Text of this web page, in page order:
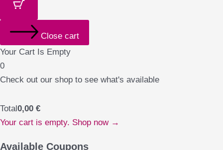
Close cart
Your Cart Is Empty
0
Check out our shop to see what's available
Total0,00 €
Your cart is empty. Shop now →
Available Coupons